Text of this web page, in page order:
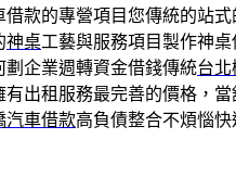
借款的專營項目您傳統的站
神桌工藝與服務項目製作神
企業週轉資金借錢傳統台北
有出租服務最完善的價格，
汽車借款高負債整合不煩惱快